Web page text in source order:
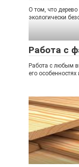
О том, что
экологически
Работа с
Работа с любым
его особенностях